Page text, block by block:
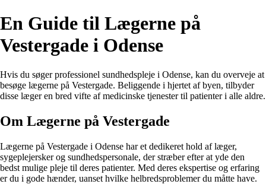
En Guide til Lægerne på
Vestergade i Odense
Hvis du søger professionel sundhedspleje i Odense, kan du overveje at
besøge lægerne på Vestergade. Beliggende i hjertet af byen, tilbyder
disse læger en bred vifte af medicinske tjenester til patienter i alle aldre.
Om Lægerne på Vestergade
Lægerne på Vestergade i Odense har et dedikeret hold af læger,
sygeplejersker og sundhedspersonale, der stræber efter at yde den
bedst mulige pleje til deres patienter. Med deres ekspertise og erfaring
er du i gode hænder, uanset hvilke helbredsproblemer du måtte have.